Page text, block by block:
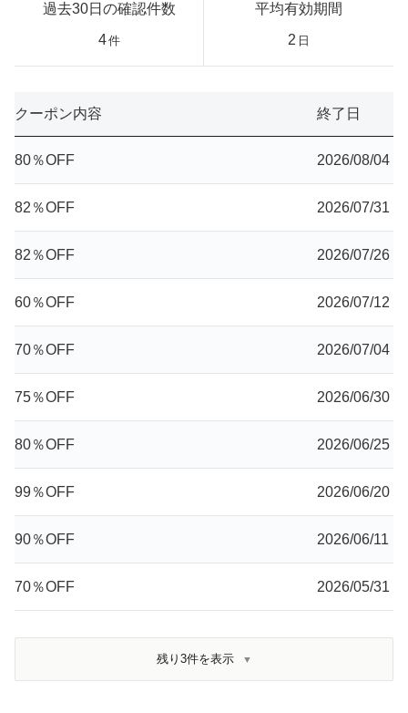
過去30日の確認件数
4件
平均有効期間
2 日
クーポン内容 終了日
80％OFF 2026/08/04
82％OFF 2026/07/31
82％OFF 2026/07/26
60％OFF 2026/07/12
70％OFF 2026/07/04
75％OFF 2026/06/30
80％OFF 2026/06/25
99％OFF 2026/06/20
90％OFF 2026/06/11
70％OFF 2026/05/31
残り3件を表示